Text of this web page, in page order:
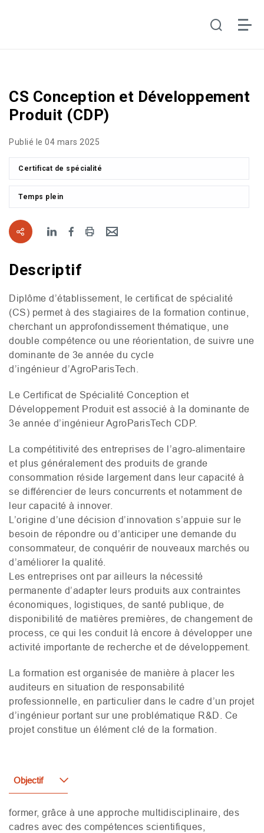
CS Conception et Développement
Produit (CDP)
Publié le 04 mars 2025
Certificat de spécialité
Temps plein
Descriptif
Diplôme d’établissement, le certificat de spécialité
(CS) permet à des stagiaires de la formation continue,
cherchant un approfondissement thématique, une
double compétence ou une réorientation, de suivre une
dominante de 3e année du cycle
d’ingénieur d’AgroParisTech.
Le Certificat de Spécialité Conception et
Développement Produit est associé à la dominante de
3e année d’ingénieur AgroParisTech CDP.
La compétitivité des entreprises de l’agro-alimentaire
et plus généralement des produits de grande
consommation réside largement dans leur capacité à
se différencier de leurs concurrents et notamment de
leur capacité à innover.
L’origine d’une décision d’innovation s’appuie sur le
besoin de répondre ou d’anticiper une demande du
consommateur, de conquérir de nouveaux marchés ou
d’améliorer la qualité.
Les entreprises ont par ailleurs la nécessité
permanente d’adapter leurs produits aux contraintes
économiques, logistiques, de santé publique, de
disponibilité de matières premières, de changement de
process, ce qui les conduit là encore à développer une
activité importante de recherche et de développement.
La formation est organisée de manière à placer les
auditeurs en situation de responsabilité
professionnelle, en particulier dans le cadre d’un projet
d’ingénieur portant sur une problématique R&D . Ce
projet constitue un élément clé de la formation.
Objectif
former, grâce à une approche multidisciplinaire, des
cadres avec des compétences scientifiques,